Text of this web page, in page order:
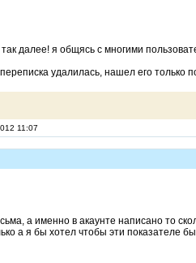
далее! я общясь с многими
удалилась, нашел его только
11:07
а именно в акаунте написано то
а я бы хотел чтобы эти показателе